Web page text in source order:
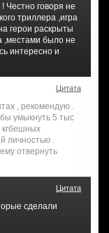
Честно говоря не
триллера ,игра
герои раскрыты
,местами было не
интересно и
Цитата
, рекомендую .
умыкнуть 5 тыс
кгбешных
личностью .
отвернуть
Цитата
сделали